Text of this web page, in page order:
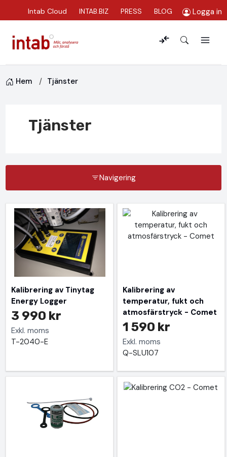
Intab Cloud INTAB.BIZ PRESS BLOG Logga in
Hem Tjänster
Tjänster
Navigering
Kalibrering av Tinytag
Energy Logger
3 990 kr
Exkl. moms
T-2040-E
Kalibrering av
temperatur, fukt och
atmosfärstryck - Comet
1 590 kr
Exkl. moms
Q-SLU107